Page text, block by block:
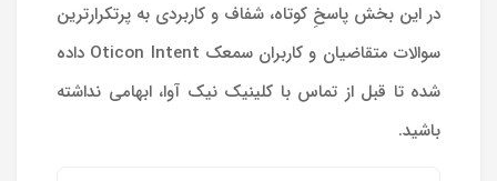
در این بخش پاسخِ کوتاه، شفاف و کاربردی به پرتکرارترین
سوالات متقاضیان و کاربران سمعک Oticon Intent داده
شده تا قبل از تماس با کلینیک نیک آوا، ابهامی نداشته
باشید.